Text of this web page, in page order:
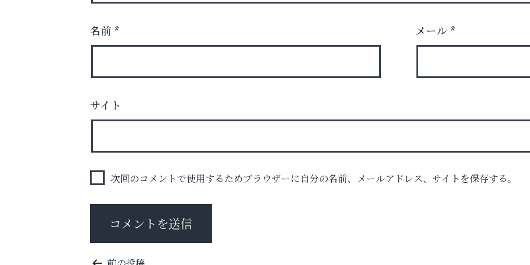
英語で育つ、世界が広がる！
名前 * メール *
サイト
次回のコメントで使用するためブラウザーに自分の名前、メールアドレス、サイトを保存する。